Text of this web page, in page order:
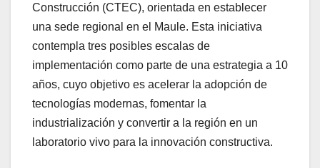
Construcción (CTEC), orientada en establecer
una sede regional en el Maule. Esta iniciativa
contempla tres posibles escalas de
implementación como parte de una estrategia a 10
años, cuyo objetivo es acelerar la adopción de
tecnologías modernas, fomentar la
industrialización y convertir a la región en un
laboratorio vivo para la innovación constructiva.